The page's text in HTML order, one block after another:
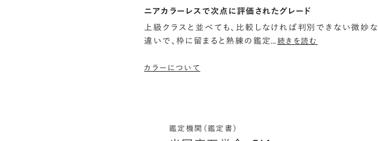
ニアカラーレスで次点に評価されたグレード
上級クラスと並べても、比較しなければ判別できない微妙な
違いで、枠に留まると熟練の鑑定…続きを読む
カラーについて
鑑定機関（鑑定書）